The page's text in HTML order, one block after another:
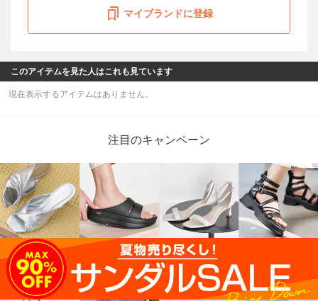
マイブランドに登録
このアイテムを見た人はこれも見ています
現在表示するアイテムはありません。
注目のキャンペーン